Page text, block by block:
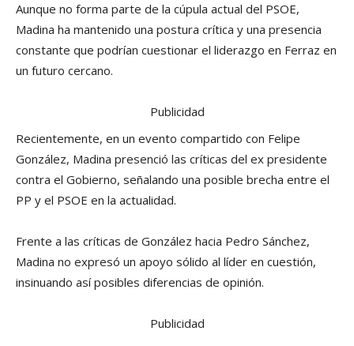
Aunque no forma parte de la cúpula actual del PSOE,
Madina ha mantenido una postura crítica y una presencia
constante que podrían cuestionar el liderazgo en Ferraz en
un futuro cercano.
Publicidad
Recientemente, en un evento compartido con Felipe
González, Madina presenció las críticas del ex presidente
contra el Gobierno, señalando una posible brecha entre el
PP y el PSOE en la actualidad.
Frente a las críticas de González hacia Pedro Sánchez,
Madina no expresó un apoyo sólido al líder en cuestión,
insinuando así posibles diferencias de opinión.
Publicidad